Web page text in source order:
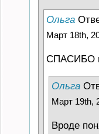
Ольга
Март 18th,
СПАСИБО
Ольга
Март 19th,
Вроде